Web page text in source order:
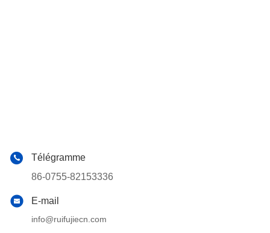
Télégramme
86-0755-82153336
E-mail
info@ruifujiecn.com